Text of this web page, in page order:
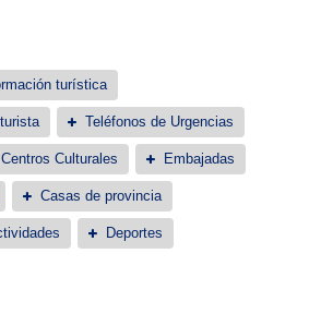
turística
Teléfonos de Urgencias
Centros Culturales Embajadas
Casas de provincia
Deportes